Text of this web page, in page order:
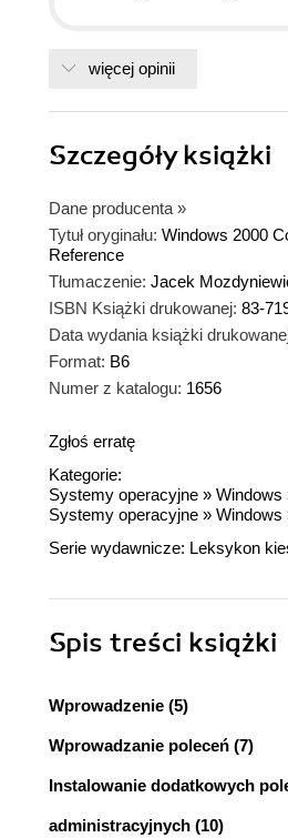
więcej opinii
Szczegółyksiążki
Dane producenta »
Tytuł oryginału: Windows 2000
Reference
Tłumaczenie: Jacek
ISBN Książki drukowanej: 83-
Data wydania książki
Format: B6
Numer z katalogu: 1656
Zgłoś erratę
Kategorie:
Systemy operacyjne » Windows
Systemy operacyjne » Windows
Serie wydawnicze: Leksykon
Spis treści książki
Wprowadzenie (5)
Wprowadzanie poleceń (7)
Instalowanie dodatkowych
administracyjnych (10)